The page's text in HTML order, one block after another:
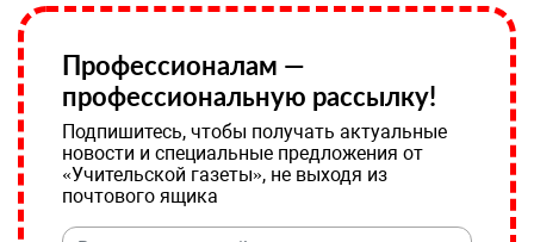
Профессионалам —
профессиональную рассылку!
Подпишитесь, чтобы получать актуальные
новости и специальные предложения от
«Учительской газеты», не выходя из
почтового ящика